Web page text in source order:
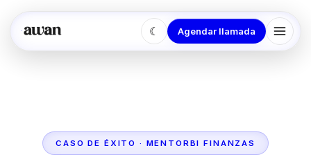
☾ Agendar llamada
CASO DE ÉXITO · MENTORBI FINANZAS